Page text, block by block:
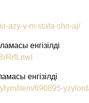
azy-y-m-stafa-sho-aj/
енгізілді
енгізілді
item/690895-